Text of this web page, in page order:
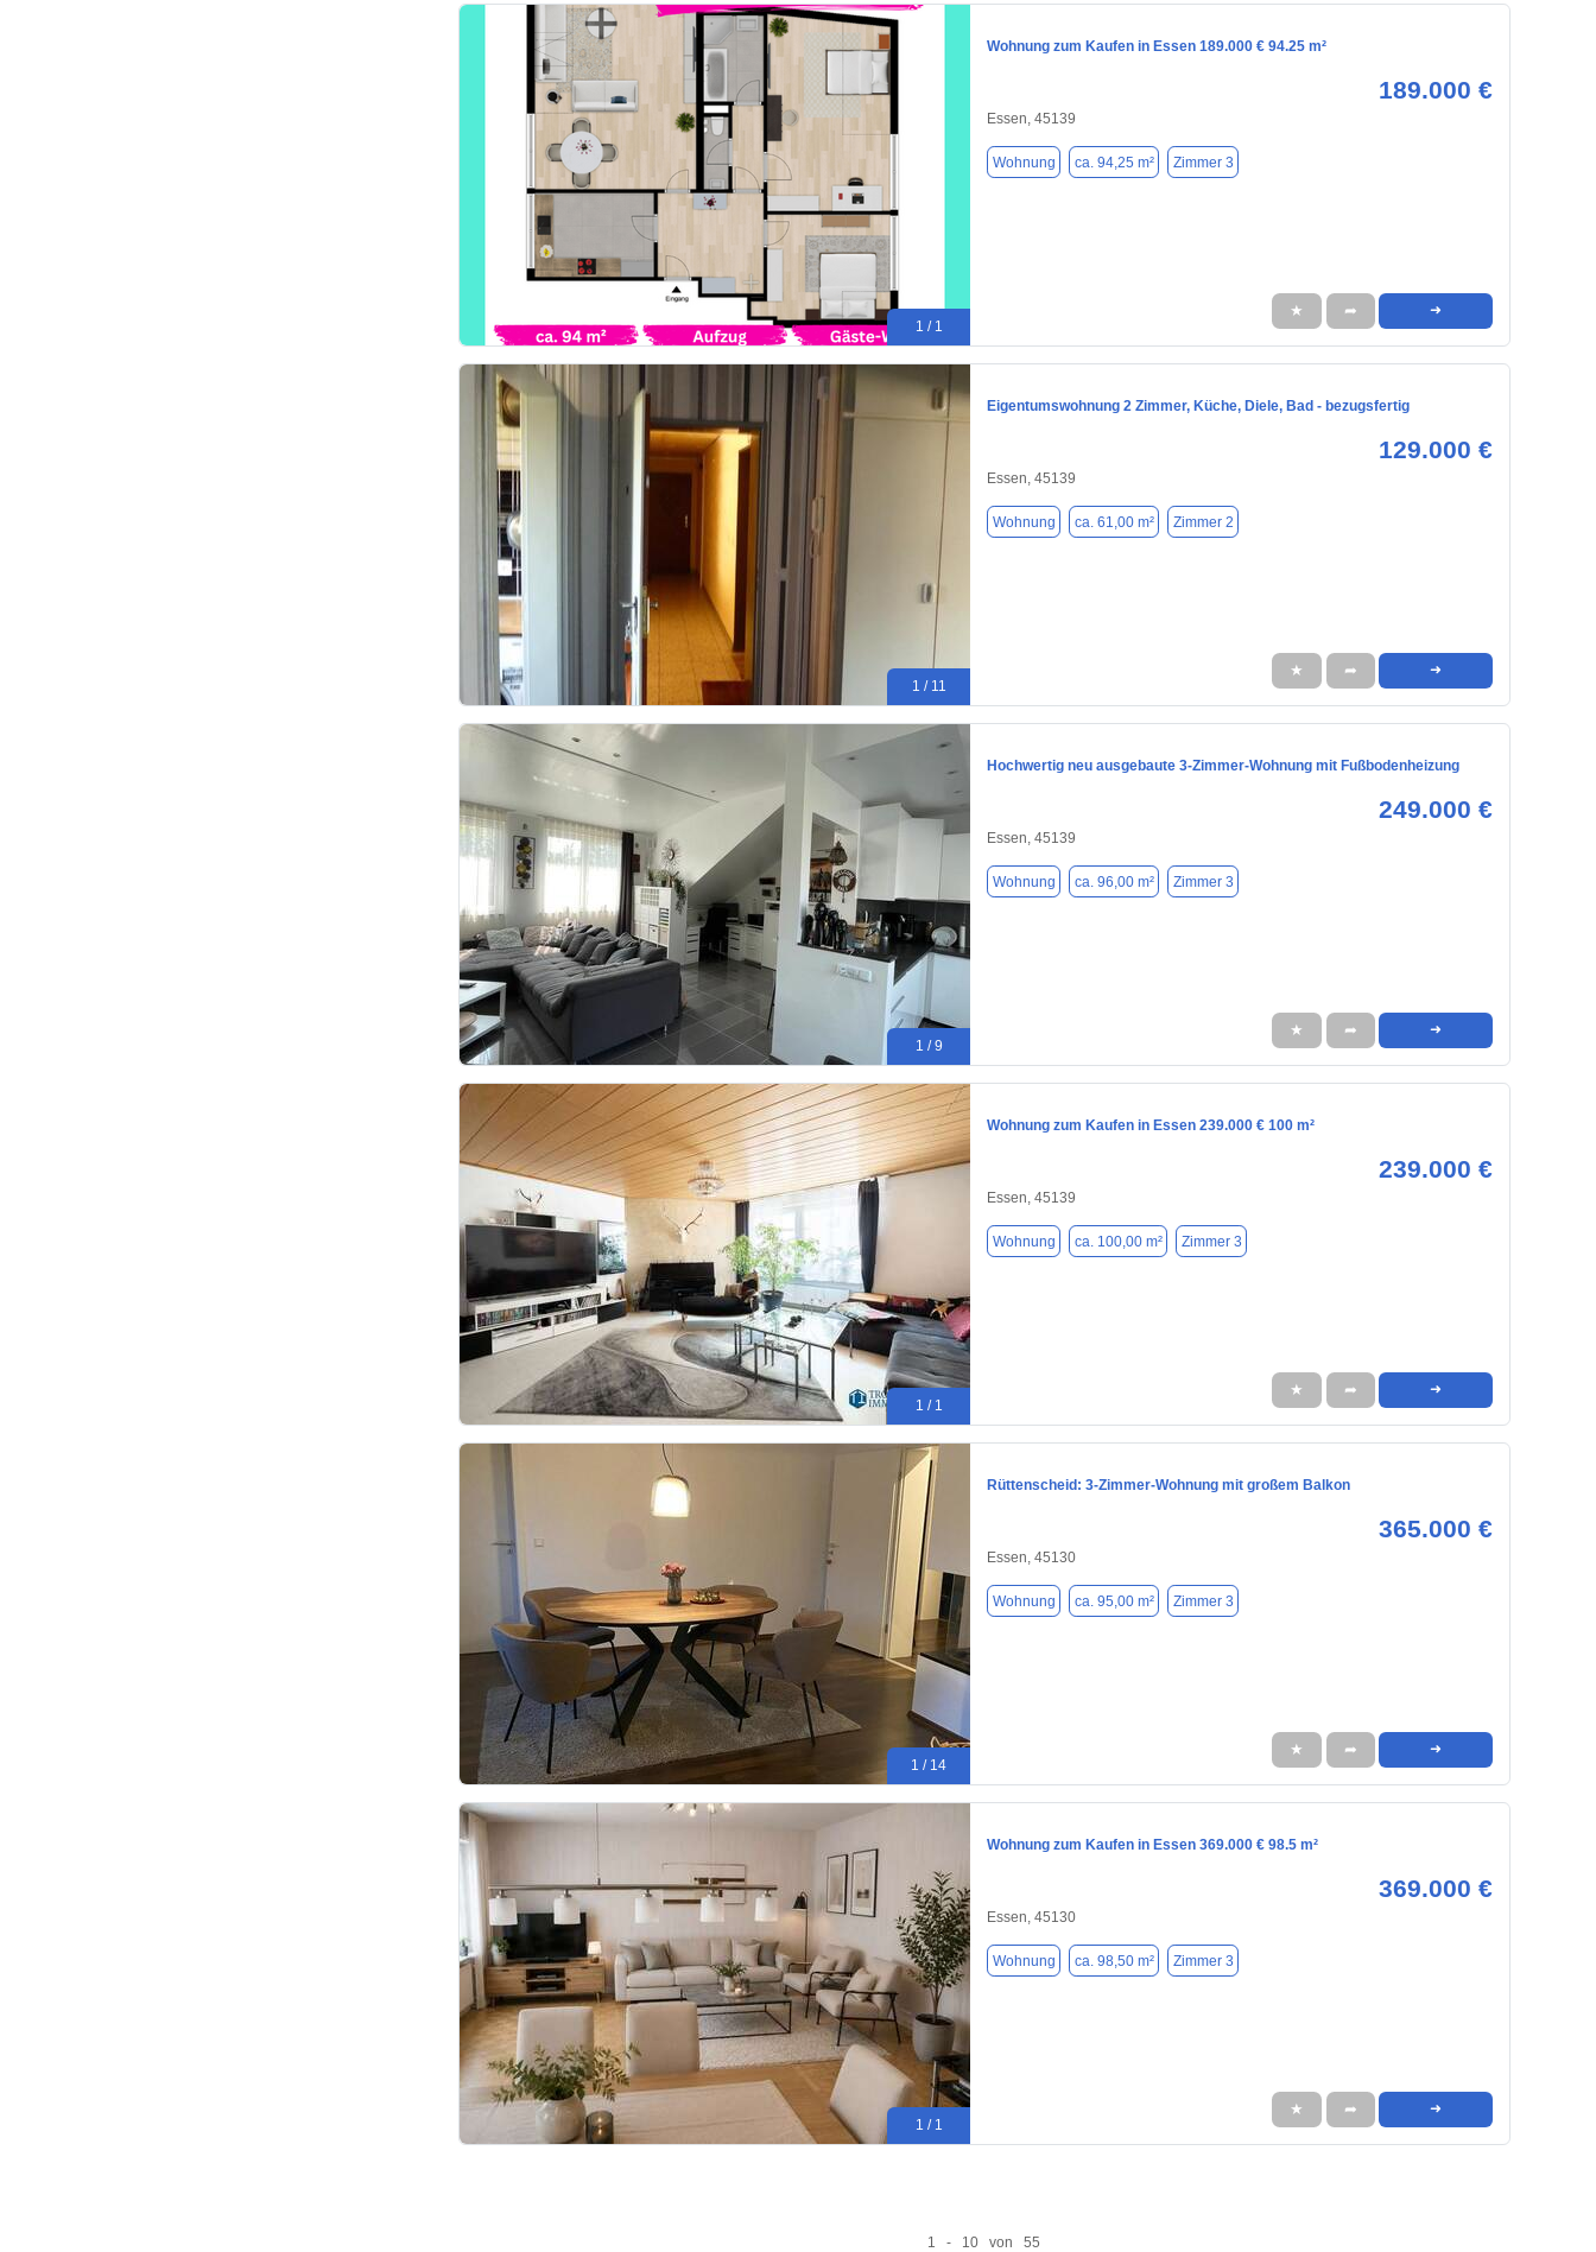
1 / 1
Wohnung zum Kaufen in Essen 189.000 € 94.25 m²
189.000 €
Essen, 45139
Wohnung ca. 94,25 m² Zimmer 3
★ ➦ ➜
1 / 11
Eigentumswohnung 2 Zimmer, Küche, Diele, Bad - bezugsfertig
129.000 €
Essen, 45139
Wohnung ca. 61,00 m² Zimmer 2
★ ➦ ➜
1 / 9
Hochwertig neu ausgebaute 3-Zimmer-Wohnung mit Fußbodenheizung
249.000 €
Essen, 45139
Wohnung ca. 96,00 m² Zimmer 3
★ ➦ ➜
1 / 1
Wohnung zum Kaufen in Essen 239.000 € 100 m²
239.000 €
Essen, 45139
Wohnung ca. 100,00 m² Zimmer 3
★ ➦ ➜
1 / 14
Rüttenscheid: 3-Zimmer-Wohnung mit großem Balkon
365.000 €
Essen, 45130
Wohnung ca. 95,00 m² Zimmer 3
★ ➦ ➜
1 / 1
Wohnung zum Kaufen in Essen 369.000 € 98.5 m²
369.000 €
Essen, 45130
Wohnung ca. 98,50 m² Zimmer 3
★ ➦ ➜
1 - 10 von 55